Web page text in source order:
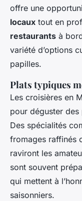
offre une
locaux tout en
restaurants à
variété d’options
papilles.
Plats typiques
Les croisières en
pour déguster des
Des spécialités
fromages raffinés
raviront les
sont souvent
qui mettent à
saisonniers.